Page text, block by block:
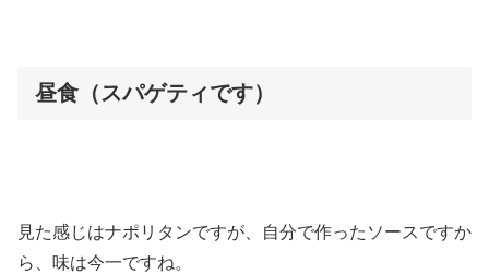
昼食（スパゲティです）
見た感じはナポリタンですが、自分で作ったソースですか
ら、味は今一ですね。